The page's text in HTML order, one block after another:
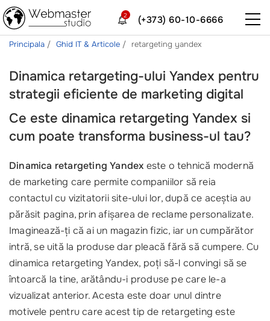
(+373) 60-10-6666
2
Principala Ghid IT & Articole retargeting yandex
Dinamica retargeting-ului Yandex pentru
strategii eficiente de marketing digital
Ce este dinamica retargeting Yandex si
cum poate transforma business-ul tau?
Dinamica retargeting Yandex este o tehnică modernă
de marketing care permite companiilor să reia
contactul cu vizitatorii site-ului lor, după ce aceștia au
părăsit pagina, prin afișarea de reclame personalizate.
Imaginează-ți că ai un magazin fizic, iar un cumpărător
intră, se uită la produse dar pleacă fără să cumpere. Cu
dinamica retargeting Yandex, poți să-l convingi să se
întoarcă la tine, arătându-i produse pe care le-a
vizualizat anterior. Acesta este doar unul dintre
motivele pentru care acest tip de retargeting este